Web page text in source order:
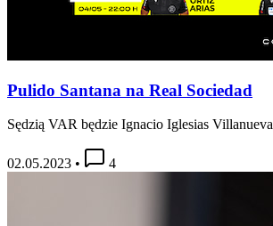
Pulido Santana na Real Sociedad
Sędzią VAR będzie Ignacio Iglesias Villanueva
02.05.2023 • 4